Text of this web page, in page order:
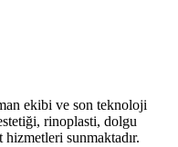
ekibi ve son teknoloji
rinoplasti, dolgu
sunmaktadır.